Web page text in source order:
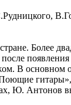
Более
В основном
Ю. Антонов